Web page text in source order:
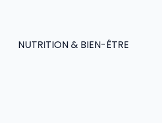
NUTRITION & BIEN-ÊTRE